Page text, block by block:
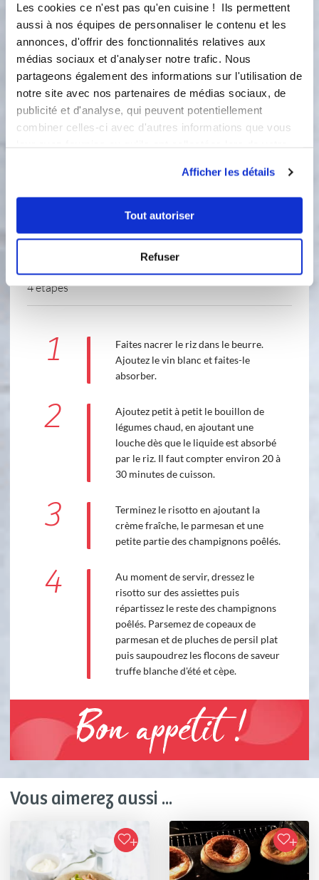
Les cookies ce n'est pas qu'en cuisine ! Ils permettent
aussi à nos équipes de personnaliser le contenu et les
annonces, d'offrir des fonctionnalités relatives aux
médias sociaux et d'analyser notre trafic. Nous
partageons également des informations sur l'utilisation de
notre site avec nos partenaires de médias sociaux, de
publicité et d'analyse, qui peuvent potentiellement
combiner celles-ci avec d'autres informations que vous
Afficher les détails
Tout autoriser
Refuser
30 gramme(s)de parmesan râpé
persil plat
copeaux de parmesan
flocons de saveur - truffe blanche d'été
et cèpe
4 étapes
1
Faites nacrer le riz dans le beurre.
Ajoutez le vin blanc et faites-le
absorber.
2
Ajoutez petit à petit le bouillon de
légumes chaud, en ajoutant une
louche dès que le liquide est absorbé
par le riz. Il faut compter environ 20 à
30 minutes de cuisson.
3
Terminez le risotto en ajoutant la
crème fraîche, le parmesan et une
petite partie des champignons poêlés.
4
Au moment de servir, dressez le
risotto sur des assiettes puis
répartissez le reste des champignons
poêlés. Parsemez de copeaux de
parmesan et de pluches de persil plat
puis saupoudrez les flocons de saveur
truffe blanche d'été et cèpe.
Bon appétit !
Vous aimerez aussi ...